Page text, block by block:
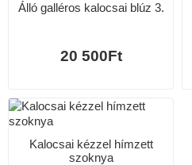
Álló galléros kalocsai blúz 3.
20 500Ft
Kalocsai kézzel hímzett
szoknya